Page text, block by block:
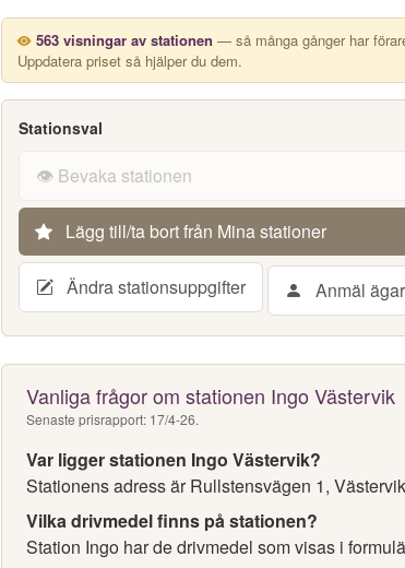
563 visningar av stationen — så många gånger har
Uppdatera priset så hjälper du dem.
Stationsval
👁️ Bevaka stationen
Lägg till/ta bort från Mina stationer
Ändra stationsuppgifter Anmäl
Vanliga frågor om stationen Ingo Västervik
Senaste prisrapport: 17/4-26.
Var ligger stationen Ingo Västervik?
Stationens adress är Rullstensvägen 1,
Vilka drivmedel finns på stationen?
Station Ingo har de drivmedel som visas i